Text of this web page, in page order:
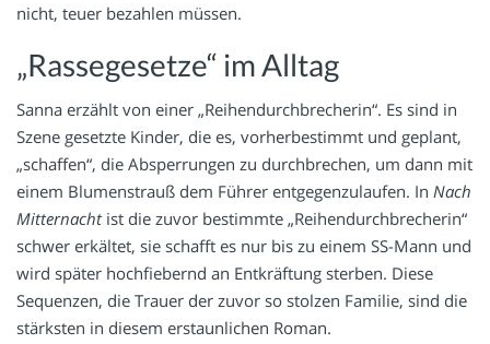
nicht, teuer bezahlen müssen.
„Rassegesetze“ im Alltag
Sanna erzählt von einer „Reihendurchbrecherin“. Es sind in
Szene gesetzte Kinder, die es, vorherbestimmt und geplant,
„schaffen“, die Absperrungen zu durchbrechen, um dann mit
einem Blumenstrauß dem Führer entgegenzulaufen. In Nach
Mitternachtist die zuvor bestimmte „Reihendurchbrecherin“
schwer erkältet, sie schafft es nur bis zu einem SS-Mann und
wird später hochfiebernd an Entkräftung sterben. Diese
Sequenzen, die Trauer der zuvor so stolzen Familie, sind die
stärksten in diesem erstaunlichen Roman.